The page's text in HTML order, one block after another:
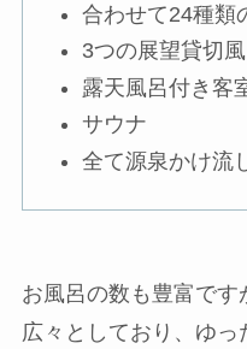
合わせて24種類
3つの展望貸切
露天風呂付き客
サウナ
全て源泉かけ流
お風呂の数も豊富です
広々としており、ゆっ